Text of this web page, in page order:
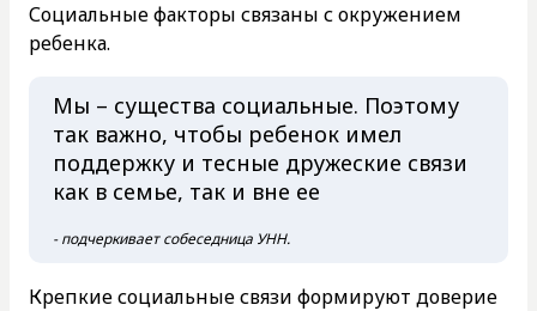
Социальные факторы связаны с окружением
ребенка.
Мы – существа социальные. Поэтому
так важно, чтобы ребенок имел
поддержку и тесные дружеские связи
как в семье, так и вне ее
- подчеркивает собеседница УНН.
Крепкие социальные связи формируют доверие